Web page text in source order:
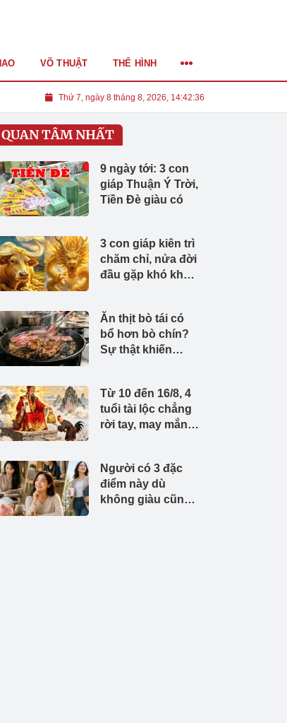
Thứ 7, ngày 8 tháng 8, 2026, 14:42:37
VÕ THUẬT THỂ HÌNH
QUAN TÂM NHẤT
9 ngày tới: 3 con
giáp Thuận Ý Trời,
Tiền Đè giàu có
3 con giáp kiên trì
chăm chỉ, nửa đời
đầu gặp khó khăn,
Ăn thịt bò tái có
bổ hơn bò chín?
Sự thật khiến
Từ 10 đến 16/8, 4
tuổi tài lộc chẳng
rời tay, may mắn
Người có 3 đặc
điểm này dù
không giàu cũng ít